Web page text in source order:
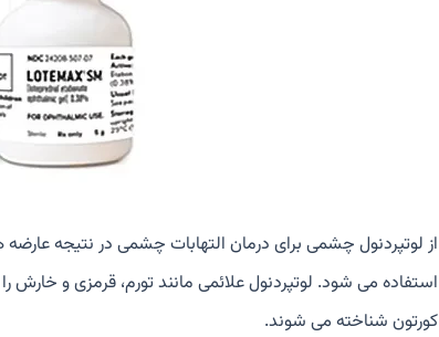
از لوتپردنول چشمی برای درمان التهابات چشمی در نتیجه
استفاده می شود. لوتپردنول علائمی مانند تورم، قرمزی و
کورتون شناخته می شوند.